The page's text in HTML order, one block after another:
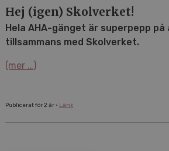
Hej (igen) Skolverket!
Hela AHA-gänget är superpepp
tillsammans med Skolverket.
(mer …)
Publicerat för 2 år • Länk